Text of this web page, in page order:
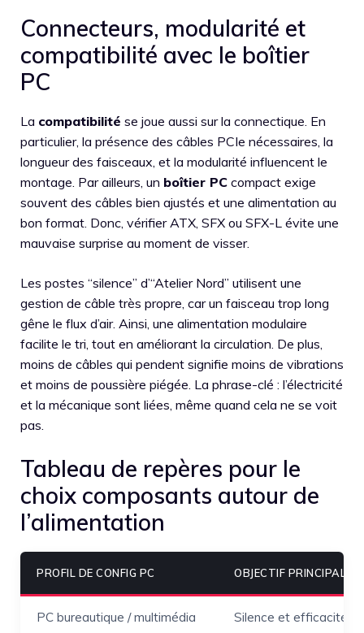
Connecteurs, modularité et
compatibilité avec le boîtier
PC
La compatibilité se joue aussi sur la connectique. En
particulier, la présence des câbles PCIe nécessaires, la
longueur des faisceaux, et la modularité influencent le
montage. Par ailleurs, un boîtier PC compact exige
souvent des câbles bien ajustés et une alimentation au
bon format. Donc, vérifier ATX, SFX ou SFX-L évite une
mauvaise surprise au moment de visser.
Les postes “silence” d’“Atelier Nord” utilisent une
gestion de câble très propre, car un faisceau trop long
gêne le flux d’air. Ainsi, une alimentation modulaire
facilite le tri, tout en améliorant la circulation. De plus,
moins de câbles qui pendent signifie moins de vibrations
et moins de poussière piégée. La phrase-clé : l’électricité
et la mécanique sont liées, même quand cela ne se voit
pas.
Tableau de repères pour le
choix composants autour de
l’alimentation
PROFIL DE CONFIG PC OBJECTIF PRINCIPAL
PC bureautique / multimédia Silence et efficacité